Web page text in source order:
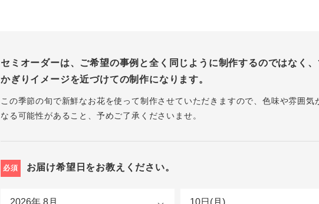
セミオーダーは、ご希望の事例と全く同じように制作するのではなく、
かぎりイメージを近づけての制作になります。
この季節の旬で新鮮なお花を使って制作させていただきますので、色味や雰囲気
なる可能性があること、予めご了承くださいませ。
必須 お届け希望日をお教えください。